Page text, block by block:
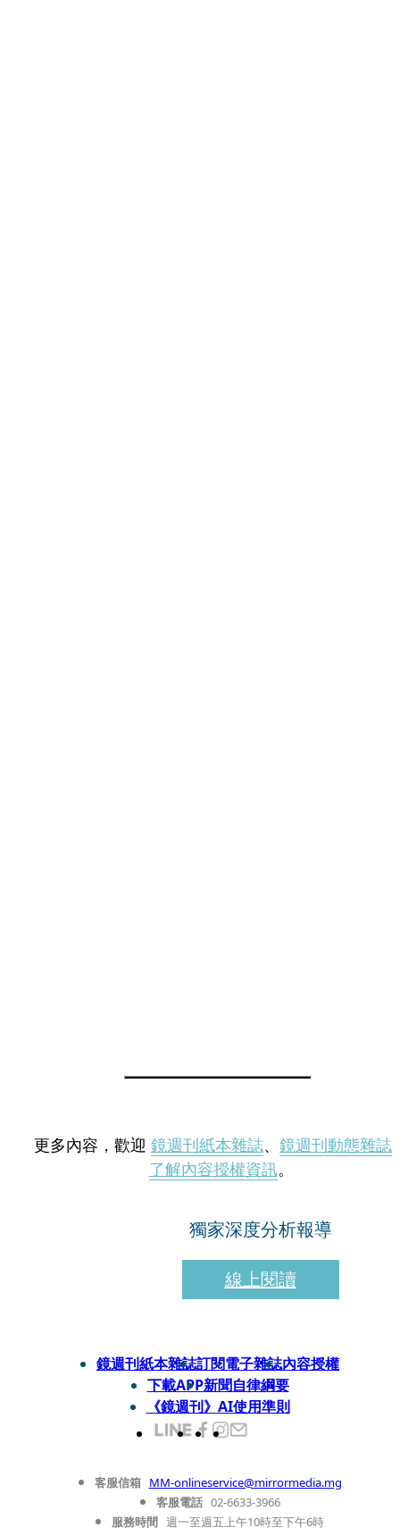
更多內容，歡迎 鏡週刊紙本雜誌、 鏡週刊動態雜誌
了解內容授權資訊。
獨家深度分析報導
線上閱讀
鏡週刊紙本雜誌訂閱電子雜誌內容授權
下載APP新聞自律綱要
《鏡週刊》AI使用準則
客服信箱 MM-onlineservice@mirrormedia.mg
客服電話 02-6633-3966
服務時間 週一至週五上午10時至下午6時